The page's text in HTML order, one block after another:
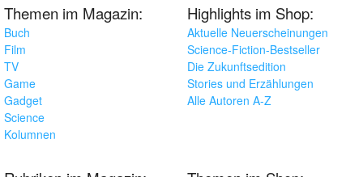
Themen im Magazin:
Buch
Film
TV
Game
Gadget
Science
Kolumnen
Highlights im Shop:
Aktuelle Neuerscheinungen
Science-Fiction-Bestseller
Die Zukunftsedition
Stories und Erzählungen
Alle Autoren A-Z